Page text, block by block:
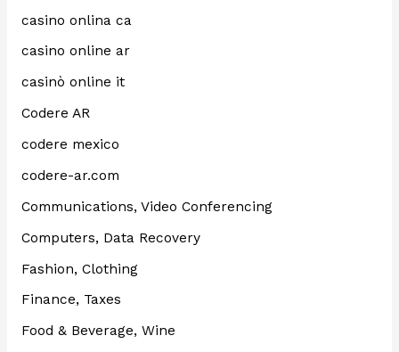
casino onlina ca
casino online ar
casinò online it
Codere AR
codere mexico
codere-ar.com
Communications, Video Conferencing
Computers, Data Recovery
Fashion, Clothing
Finance, Taxes
Food & Beverage, Wine